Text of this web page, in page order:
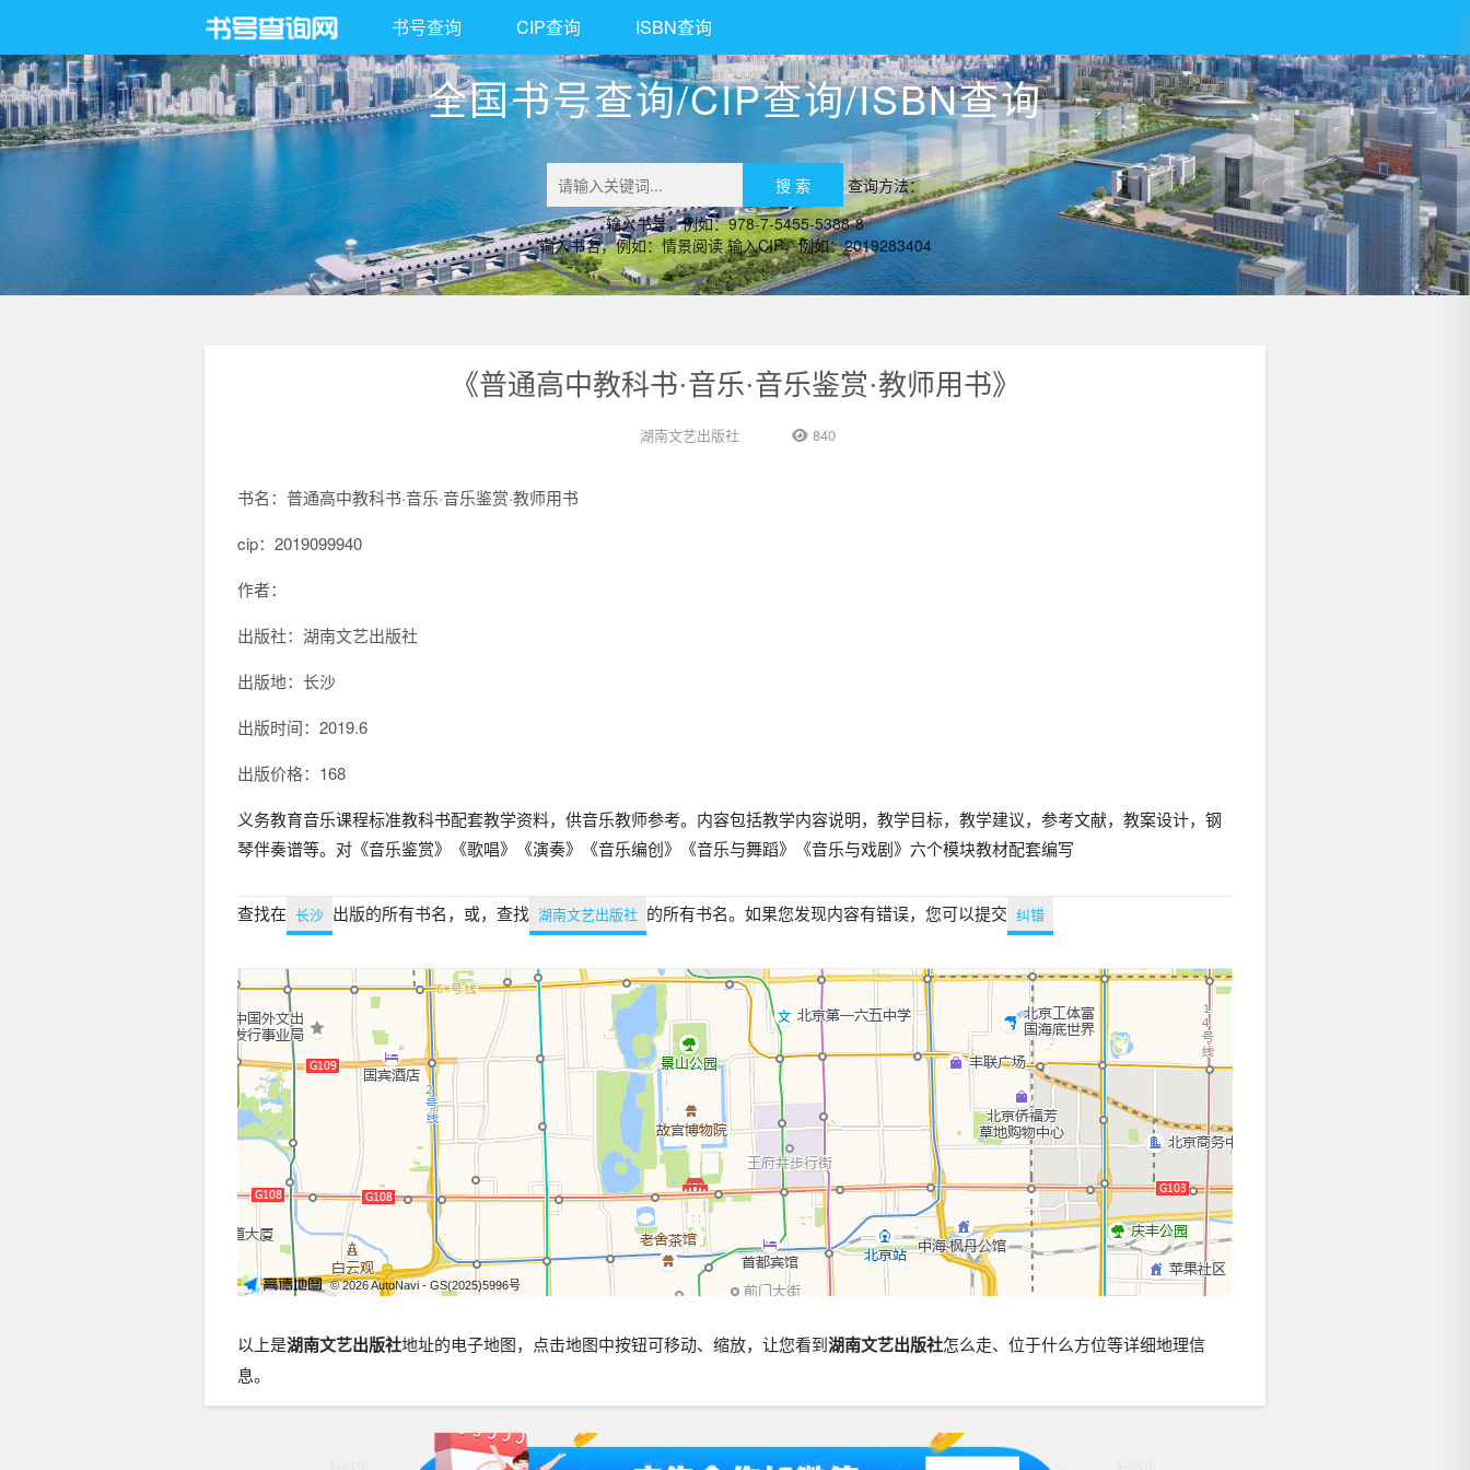
书号查询 CIP查询 ISBN查询
全国书号查询/CIP查询/ISBN查询
查询方法：
输入书号，例如：978-7-5455-5388-8
输入书名，例如：情景阅读 输入CIP，例如：2019283404
《普通高中教科书·音乐·音乐鉴赏·教师用书》
湖南文艺出版社 840
书名：普通高中教科书·音乐·音乐鉴赏·教师用书
cip： 2019099940
作者：
出版社：湖南文艺出版社
出版地：长沙
出版时间：2019.6
出版价格：168
义务教育音乐课程标准教科书配套教学资料，供音乐教师参考。内容包括教学内容说明，教学目标，教学建议，参考文献，教案设计，钢
琴伴奏谱等。对《音乐鉴赏》《歌唱》《演奏》《音乐编创》《音乐与舞蹈》《音乐与戏剧》六个模块教材配套编写
查找在 长沙 出版的所有书名，或，查找 湖南文艺出版社 的所有书名。如果您发现内容有错误，您可以提交 纠错
© 2026 AutoNavi - GS(2025)5996号
以上是湖南文艺出版社地址的电子地图，点击地图中按钮可移动、缩放，让您看到湖南文艺出版社怎么走、位于什么方位等详细地理信
息。